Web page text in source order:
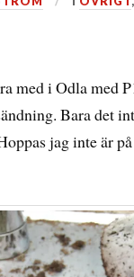
med i Odla med
Bara det
jag inte är